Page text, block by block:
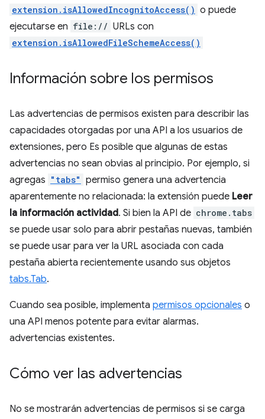
extension.isAllowedIncognitoAccess() o puede
ejecutarse en file:// URLs con
extension.isAllowedFileSchemeAccess()
Información sobre los permisos
Las advertencias de permisos existen para describir las
capacidades otorgadas por una API a los usuarios de
extensiones, pero Es posible que algunas de estas
advertencias no sean obvias al principio. Por ejemplo, si
agregas "tabs" permiso genera una advertencia
aparentemente no relacionada: la extensión puede Leer
la información actividad. Si bien la API de chrome.tabs
se puede usar solo para abrir pestañas nuevas, también
se puede usar para ver la URL asociada con cada
pestaña abierta recientemente usando sus objetos
tabs.Tab.
Cuando sea posible, implementa permisos opcionales o
una API menos potente para evitar alarmas.
advertencias existentes.
Cómo ver las advertencias
No se mostrarán advertencias de permisos si se carga